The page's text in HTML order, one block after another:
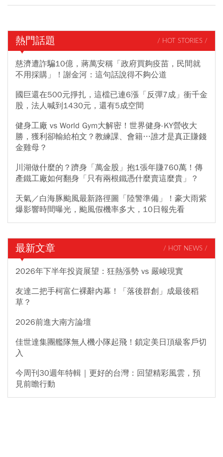
熱門話題 / HOT STORIES /
慈濟遭詐騙10億，蔣萬安稱「政府買夠疫苗，民間就
不用採購」！謝金河：這句話說得不夠公道
國巨還在500元掙扎，這檔已連6漲「反彈7成」衝千金
股，法人喊到1430元，還有5成空間
健身工廠 vs World Gym大解密！世界健身-KY營收大
勝，獲利卻輸給柏文？教練課、會籍…誰才是真正賺錢
金雞母？
川湖做什麼的？躋身「萬金股」抱1張年賺760萬！傳
產鐵工廠如何翻身「只有兩根鐵憑什麼賣這麼貴」？
天氣／白海豚颱風最新路徑圖「陸警準備」！豪大雨紫
爆影響時間曝光，颱風假機率多大，10日報先看
最新文章 / HOT NEWS /
2026年下半年投資展望：狂熱漲勢 vs 嚴峻現實
友達二把手柯富仁裸辭內幕！「落後群創」成最後稻
草？
2026前進大南方論壇
佳世達集團艦隊無人機小隊起飛！鎖定美日頂級客戶切
入
今周刊30週年特輯｜更好的台灣：回望精彩風雲，預
見前瞻行動